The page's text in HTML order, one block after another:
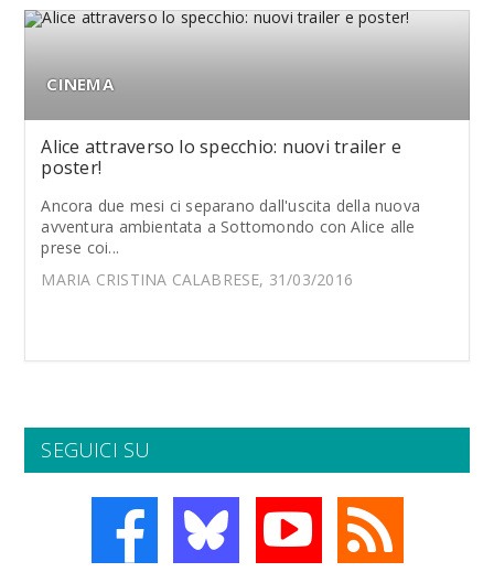
CINEMA
Alice attraverso lo specchio: nuovi trailer e
poster!
Ancora due mesi ci separano dall'uscita della nuova
avventura ambientata a Sottomondo con Alice alle
prese coi...
MARIA CRISTINA CALABRESE, 31/03/2016
SEGUICI SU